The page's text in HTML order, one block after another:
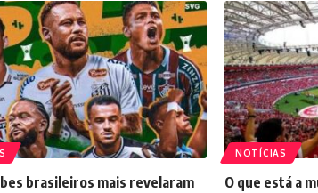
brasileiros mais revelaram
NOTÍCIAS
O que está a